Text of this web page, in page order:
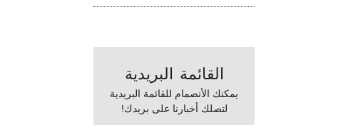
القائمة البريدية
يمكنك الأنضمام للقائمة البريدية
لتصلك أخبارنا على بريدك!